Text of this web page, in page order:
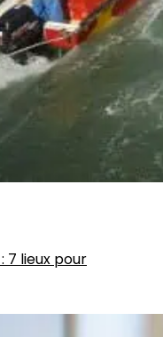
: 7 lieux pour